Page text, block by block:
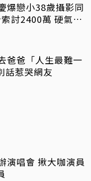
爆戀小38歲攝影同
討2400萬 硬氣反
爸爸「人生最難一
話惹哭網友
揪大咖演員